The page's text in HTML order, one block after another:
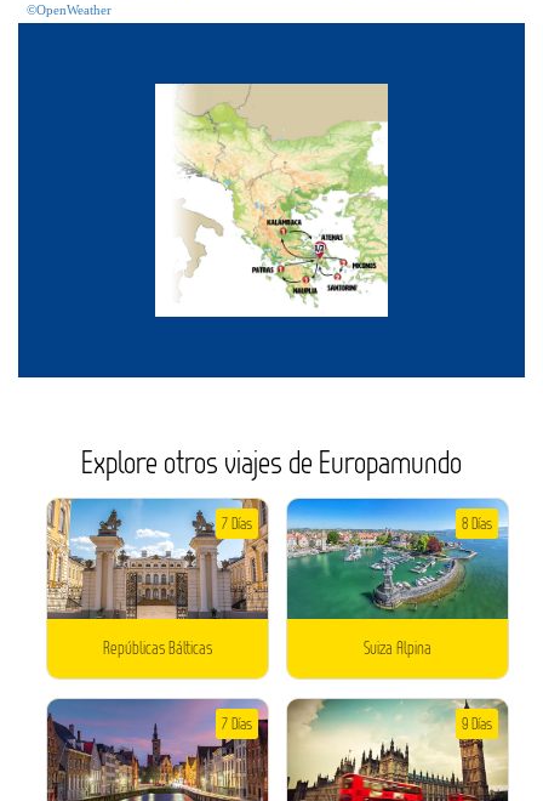
©OpenWeather
Explore otros viajes de Europamundo
Repúblicas Bálticas
7 Días
Suiza Alpina
8 Días
7 Días 9 Días